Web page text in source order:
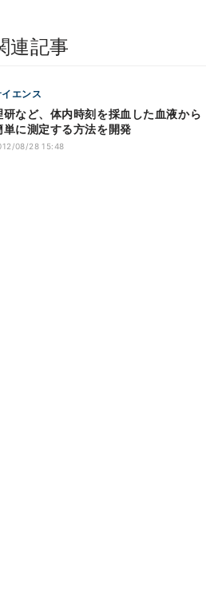
連記事
エンス
研など、体内時刻を採血した血液から
単に測定する方法を開発
08/28 15:48